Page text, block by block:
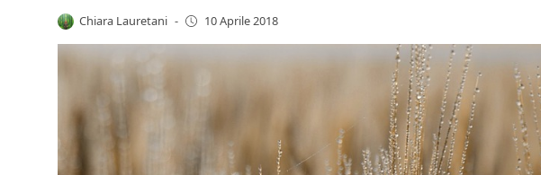
Chiara Lauretani - 10 Aprile 2018